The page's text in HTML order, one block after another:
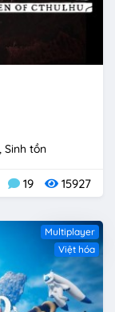
Sinh tồn
19 15927
Multiplayer
Việt hóa